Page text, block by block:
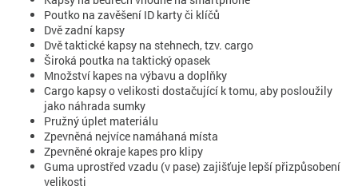
Poutko na zavěšení ID karty či klíčů
Dvě zadní kapsy
Dvě taktické kapsy na stehnech, tzv. cargo
Široká poutka na taktický opasek
Množství kapes na výbavu a doplňky
Cargo kapsy o velikosti dostačující k tomu, aby posloužily
jako náhrada sumky
Pružný úplet materiálu
Zpevněná nejvíce namáhaná místa
Zpevněné okraje kapes pro klipy
Guma uprostřed vzadu (v pase) zajišťuje lepší přizpůsobení
velikosti